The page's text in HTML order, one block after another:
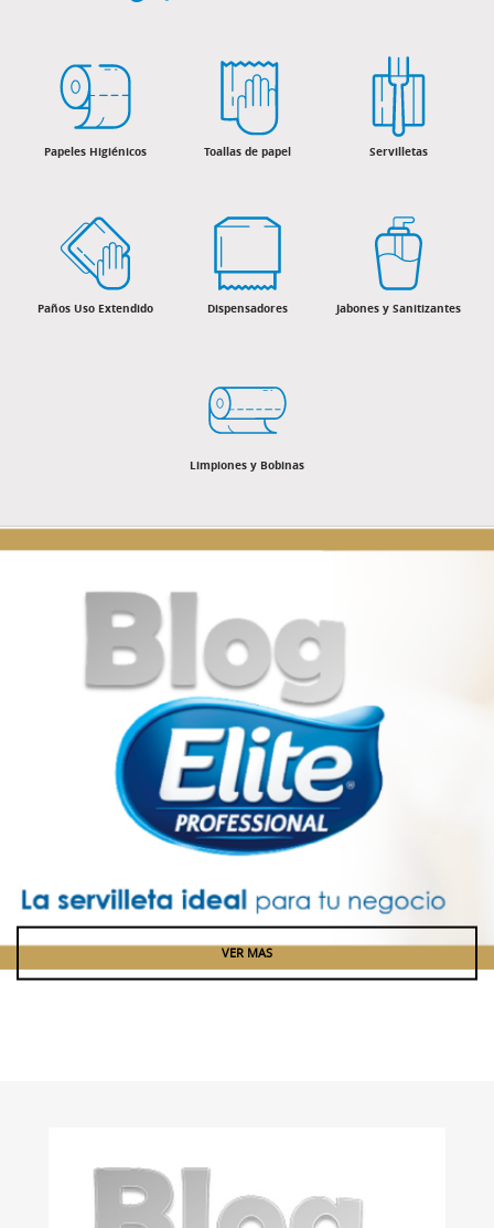
Papeles Higiénicos Toallas de papel Servilletas
Paños Uso Extendido Dispensadores Jabones y Sanitizantes
Limpiones y Bobinas
VER MAS